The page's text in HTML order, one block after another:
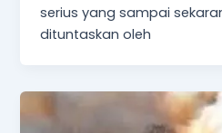
serius yang sampai
dituntaskan oleh